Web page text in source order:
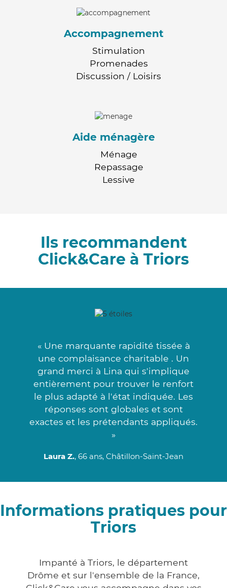
Accompagnement
Stimulation
Promenades
Discussion / Loisirs
Aide ménagère
Ménage
Repassage
Lessive
Ils recommandent
Click&Care à Triors
« Une marquante rapidité tissée à
une complaisance charitable . Un
grand merci à Lina qui s'implique
entièrement pour trouver le renfort
le plus adapté à l'état indiquée. Les
réponses sont globales et sont
exactes et les prétendants appliqués.
»
Laura Z., 66 ans, Châtillon-Saint-Jean
Informations pratiques pour
Triors
Impanté à Triors, le département
Drôme et sur l'ensemble de la France,